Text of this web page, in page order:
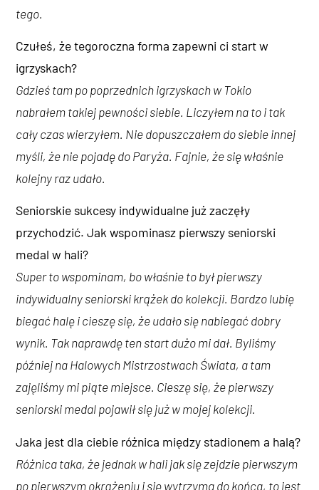
tego.
Czułeś, że tegoroczna forma zapewni ci start w
igrzyskach?
Gdzieś tam po poprzednich igrzyskach w Tokio
nabrałem takiej pewności siebie. Liczyłem na to i tak
cały czas wierzyłem. Nie dopuszczałem do siebie innej
myśli, że nie pojadę do Paryża. Fajnie, że się właśnie
kolejny raz udało.
Seniorskie sukcesy indywidualne już zaczęły
przychodzić. Jak wspominasz pierwszy seniorski
medal w hali?
Super to wspominam, bo właśnie to był pierwszy
indywidualny seniorski krążek do kolekcji. Bardzo lubię
biegać halę i cieszę się, że udało się nabiegać dobry
wynik. Tak naprawdę ten start dużo mi dał. Byliśmy
później na Halowych Mistrzostwach Świata, a tam
zajęliśmy mi piąte miejsce. Cieszę się, że pierwszy
seniorski medal pojawił się już w mojej kolekcji.
Jaka jest dla ciebie różnica między stadionem a halą?
Różnica taka, że jednak w hali jak się zejdzie pierwszym
po pierwszym okrążeniu i się wytrzyma do końca, to jest